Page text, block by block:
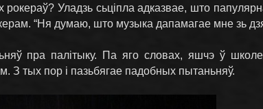
рокераў? Уладзь сьціпла адказвае, што
“Ня думаю, што музыка дапамагае мне зь
пра палітыку. Па яго словах, яшчэ ў
З тых пор і пазьбягае падобных пытаньняў.